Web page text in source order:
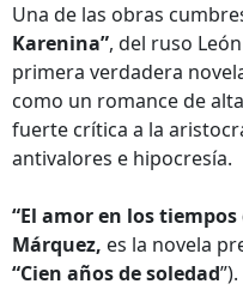
Una de las obras
Karenina”, del ruso
primera verdadera
como un romance de
fuerte crítica a la
antivalores e hipocresía.
“El amor en los tiempos
Márquez, es la novela
“Cien años de soledad”).